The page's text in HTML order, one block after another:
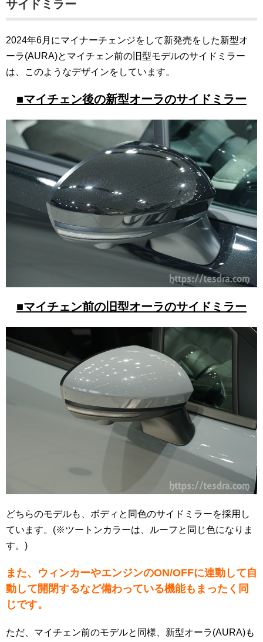
サイドミラー
2024年6月にマイナーチェンジをして新発売をした新型オ
ーラ(AURA)とマイチェン前の旧型モデルのサイドミラー
は、このようなデザインをしています。
■マイチェン後の新型オーラのサイドミラー
■マイチェン前の旧型オーラのサイドミラー
どちらのモデルも、ボディと同色のサイドミラーを採用し
ています。(※ツートンカラーは、ルーフと同じ色になりま
す。)
また、ウィンカーやエンジンのON/OFFに連動して自
動して開閉するなど備わっている機能もまったく同
じです。
ただ、マイチェン前のモデルと同様、新型オーラ(AURA)も